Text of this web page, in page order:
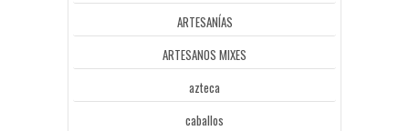
ARTESANÍAS
ARTESANOS MIXES
azteca
caballos